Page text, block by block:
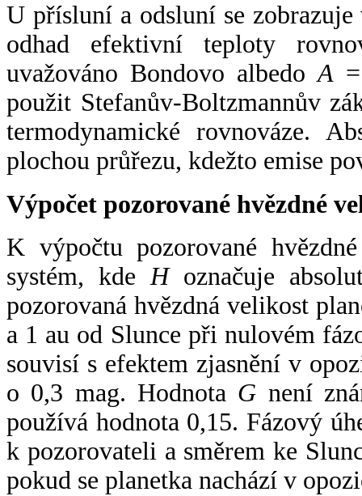
U přísluní a odsluní se
odhad efektivní teploty
uvažováno Bondovo albedoA
použit Stefanův-Boltzmannův
termodynamické rovnováze.
plochou průřezu, kdežto emise
Výpočet pozorované hvězdné
K výpočtu pozorované
systém, kde Hoznačuje
pozorovaná hvězdná velikost
a 1 au od Slunce při nulovém
souvisí s efektem zjasnění v
o 0,3 mag. Hodnota G není
používá hodnota 0,15. Fázový
k pozorovateli a směrem ke
pokud se planetka nachází v